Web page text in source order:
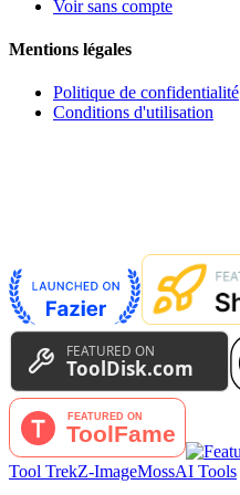
Voir sans compte
Mentions légales
Politique de confidentialité
Conditions d'utilisation
Tool TrekZ-ImageMossAI Tools